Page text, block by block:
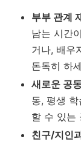
부부 관계
남는 시간
거나, 배우
돈독히 하
새로운 공
동, 평생
할 수 있는
친구/지인